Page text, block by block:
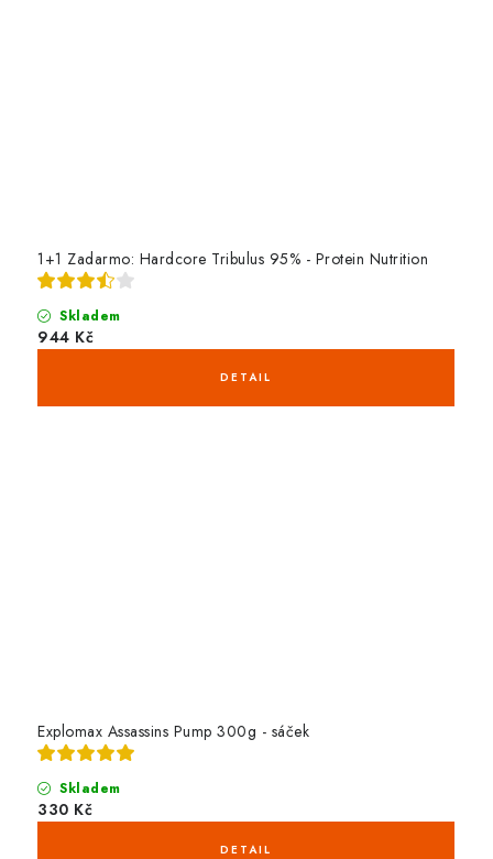
1+1 Zadarmo: Hardcore Tribulus 95% - Protein Nutrition
Skladem
944 Kč
Explomax Assassins Pump 300g - sáček
Skladem
330 Kč